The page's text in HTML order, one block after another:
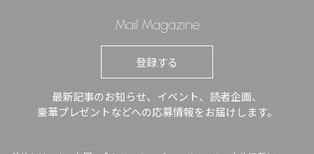
Mail Magazine
登録する
最新記事のお知らせ、イベント、読者企画、
豪華プレゼントなどへの応募情報をお届けします。